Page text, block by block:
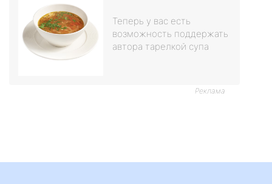
Теперь у вас есть
возможность поддержать
автора тарелкой супа
Реклама